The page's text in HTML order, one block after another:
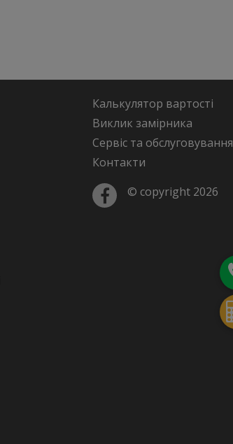
Калькулятор вартості
Виклик замірника
Сервіс та обслуговування
Контакти
© copyright 2026